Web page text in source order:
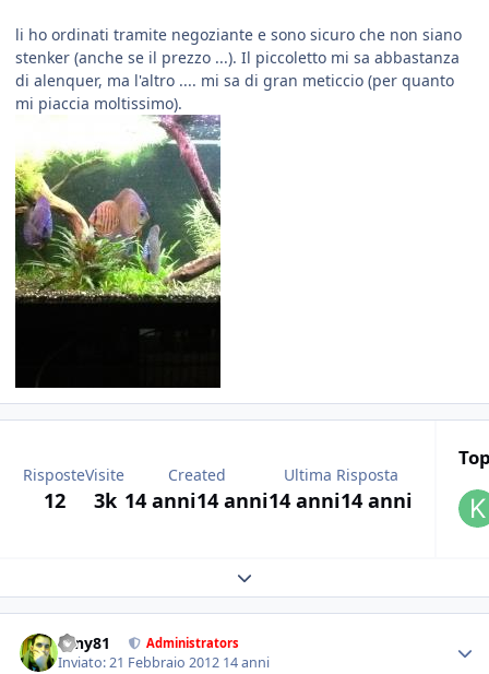
li ho ordinati tramite negoziante e sono sicuro che non siano
stenker (anche se il prezzo ...). Il piccoletto mi sa abbastanza
di alenquer, ma l'altro .... mi sa di gran meticcio (per quanto
mi piaccia moltissimo).
Risposte
12
Visite
3k
Created
14 anni14 anni
Ultima Risposta
14 anni14 anni
Expand topic overview
tony81 Administrators
Inviato:21 Febbraio 2012 14 anni